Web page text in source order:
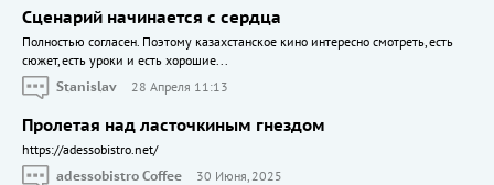
Сценарий начинается с сердца
Полностью согласен. Поэтому казахстанское кино интересно смотреть, есть
сюжет, есть уроки и есть хорошие...
Stanislav
28 Апреля 11:13
Пролетая над ласточкиным гнездом
https://adessobistro.net/
adessobistro Coffee
30 Июня, 2025